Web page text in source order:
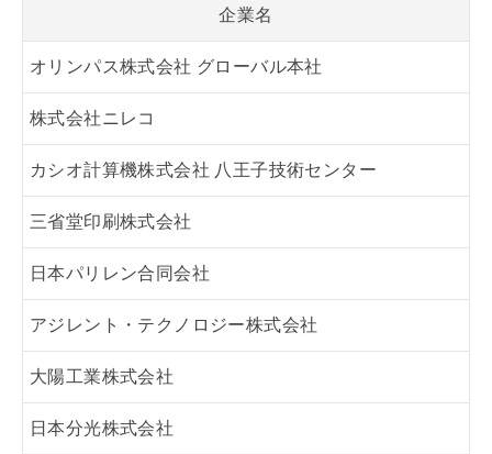
企業名
オリンパス株式会社 グローバル本社
株式会社ニレコ
カシオ計算機株式会社 八王子技術センター
三省堂印刷株式会社
日本パリレン合同会社
アジレント・テクノロジー株式会社
大陽工業株式会社
日本分光株式会社